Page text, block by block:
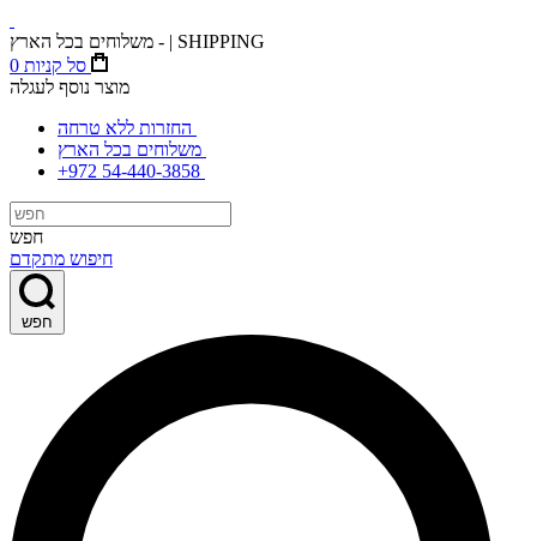
משלוחים בכל הארץ - | SHIPPING
0 סל קניות
מוצר נוסף לעגלה
+972 54-440-3858
חפש
חיפוש מתקדם
חפש